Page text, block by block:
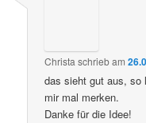
Christa schriebam
das sieht gut aus, so
mir mal merken.
Danke für die Idee!